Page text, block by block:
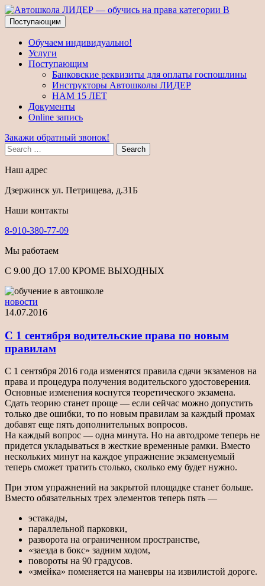
Поступающим
Обучаем индивидуально!
Услуги
Поступающим
Банковские реквизиты для оплаты госпошлины
Инструкторы Автошколы ЛИДЕР
НАМ 15 ЛЕТ
Документы
Online запись
Закажи обратный звонок!
Search
Наш адрес
Дзержинск ул. Петрищева, д.31Б
Наши контакты
8-910-380-77-09
Мы работаем
С 9.00 ДО 17.00 КРОМЕ ВЫХОДНЫХ
новости
14.07.2016
С 1 сентября водительские права по новым
правилам
С 1 сентября 2016 года изменятся правила сдачи экзаменов на
права и процедура получения водительского удостоверения.
Основные изменения коснутся теоретического экзамена.
Сдать теорию станет проще — если сейчас можно допустить
только две ошибки, то по новым правилам за каждый промах
добавят еще пять дополнительных вопросов.
На каждый вопрос — одна минута. Но на автодроме теперь не
придется укладываться в жесткие временные рамки. Вместо
нескольких минут на каждое упражнение экзаменуемый
теперь сможет тратить столько, сколько ему будет нужно.
При этом упражнений на закрытой площадке станет больше.
Вместо обязательных трех элементов теперь пять —
эстакады,
параллельной парковки,
разворота на ограниченном пространстве,
«заезда в бокс» задним ходом,
повороты на 90 градусов.
«змейка» поменяется на маневры на извилистой дороге.